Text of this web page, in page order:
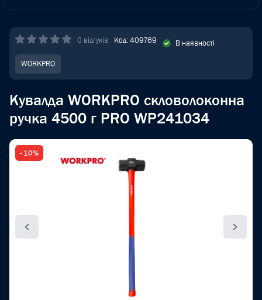
0 відгуків Код: 409769 В наявності
WORKPRO
Кувалда WORKPRO скловолоконна
ручка 4500 г PRO WP241034
- 10%